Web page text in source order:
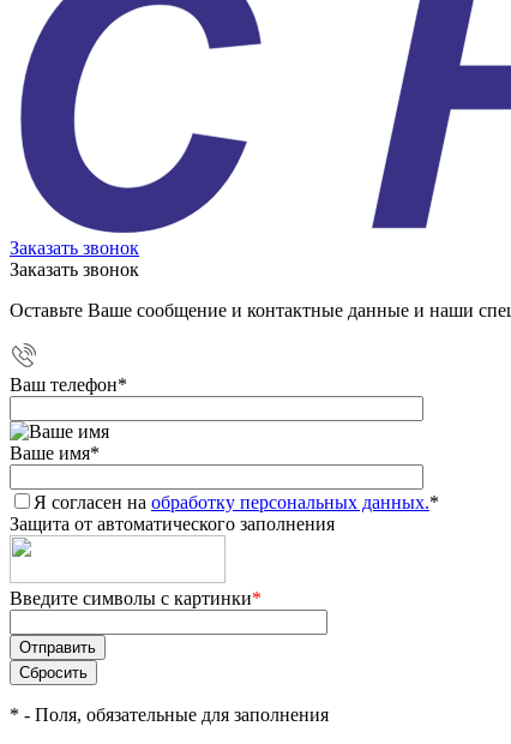
Заказать звонок
Заказать звонок
Оставьте Ваше сообщение и контактные данные и наши
Ваш телефон*
Ваше имя*
Я согласен на обработку персональных данных.*
Защита от автоматического заполнения
Введите символы с картинки*
* - Поля, обязательные для заполнения